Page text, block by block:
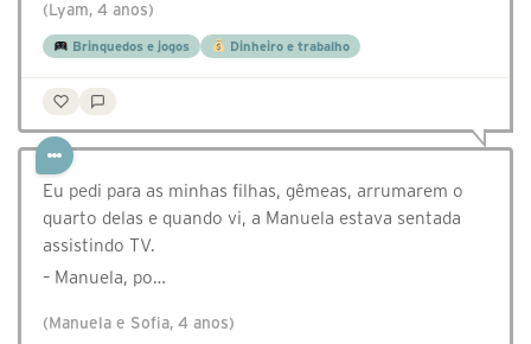
(Lyam, 4 anos)
Brinquedos e jogos Dinheiro e trabalho
Eu pedi para as minhas filhas, gêmeas, arrumarem o
quarto delas e quando vi, a Manuela estava sentada
assistindo TV.
– Manuela, po…
(Manuela e Sofia, 4 anos)